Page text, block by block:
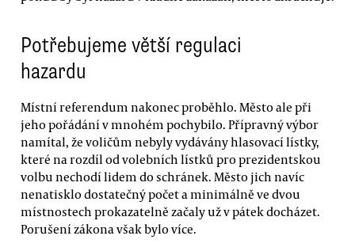
Potřebujeme větší regulaci
hazardu
Místní referendum nakonec proběhlo. Město ale při
jeho pořádání v mnohém pochybilo. Přípravný výbor
namítal, že voličům nebyly vydávány hlasovací lístky,
které na rozdíl od volebních lístků pro prezidentskou
volbu nechodí lidem do schránek. Město jich navíc
nenatisklo dostatečný počet a minimálně ve dvou
místnostech prokazatelně začaly už v pátek docházet.
Porušení zákona však bylo více.